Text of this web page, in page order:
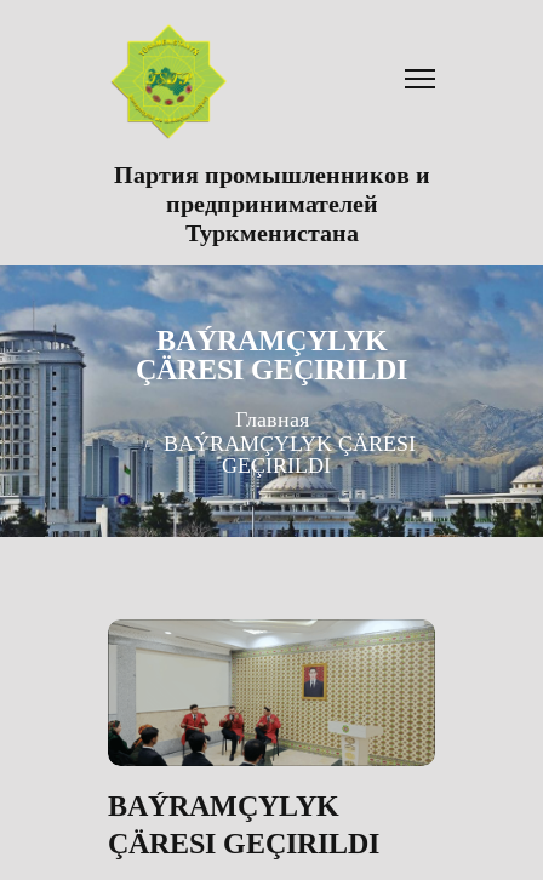
Партия промышленников и
предпринимателей
Туркменистана
BAÝRAMÇYLYK
ÇÄRESI GEÇIRILDI
Главная
BAÝRAMÇYLYK ÇÄRESI
GEÇIRILDI
BAÝRAMÇYLYK
ÇÄRESI GEÇIRILDI